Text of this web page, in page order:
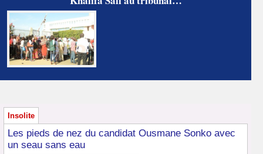
Insolite
Les pieds de nez du candidat Ousmane Sonko avec
un seau sans eau